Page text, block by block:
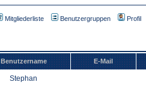
Mitgliederliste Benutzergruppen Profil
Benutzername E-Mail
Stephan